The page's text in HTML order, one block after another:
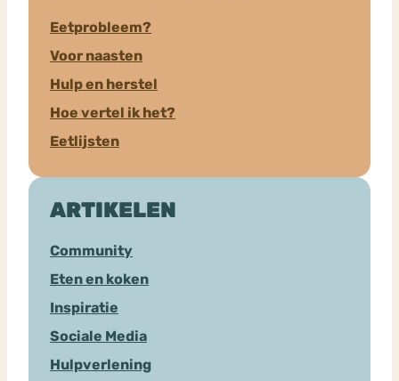
Eetprobleem?
Voor naasten
Hulp en herstel
Hoe vertel ik het?
Eetlijsten
ARTIKELEN
Community
Eten en koken
Inspiratie
Sociale Media
Hulpverlening